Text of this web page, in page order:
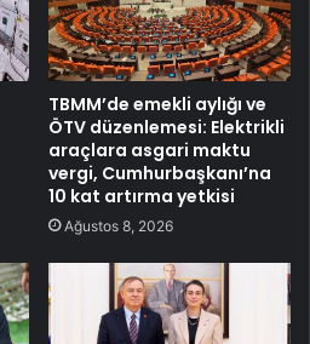
TBMM’de emekli aylığı ve
ÖTV düzenlemesi: Elektrikli
araçlara asgari maktu
vergi, Cumhurbaşkanı’na
10 kat artırma yetkisi
Ağustos 8, 2026